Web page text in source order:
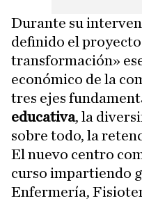
Durante su
definido el
transformación»
económico de la
tres ejes
educativa, la
sobre todo, la
El nuevo centro
curso impartiendo
Enfermería,